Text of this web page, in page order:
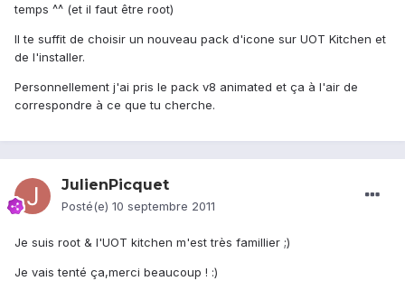
temps ^^ (et il faut être root)
Il te suffit de choisir un nouveau pack d'icone sur UOT Kitchen et
de l'installer.
Personnellement j'ai pris le pack v8 animated et ça à l'air de
correspondre à ce que tu cherche.
JulienPicquet
Posté(e) 10 septembre 2011
Je suis root & l'UOT kitchen m'est très famillier ;)
Je vais tenté ça,merci beaucoup ! :)